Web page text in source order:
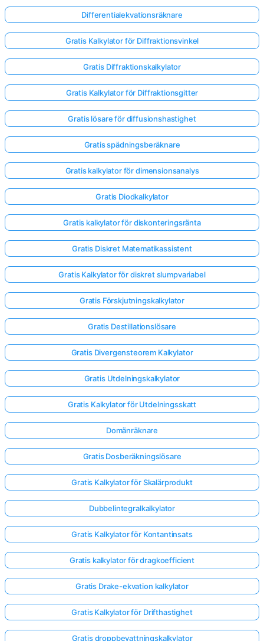
Logga
in
här!
Differentialekvationsräknare
Gratis Kalkylator för Diffraktionsvinkel
Gratis Diffraktionskalkylator
Gratis Kalkylator för Diffraktionsgitter
Gratis lösare för diffusionshastighet
Gratis spädningsberäknare
Gratis kalkylator för dimensionsanalys
Gratis Diodkalkylator
Gratis kalkylator för diskonteringsränta
Gratis Diskret Matematikassistent
Gratis Kalkylator för diskret slumpvariabel
Gratis Förskjutningskalkylator
Gratis Destillationslösare
Gratis Divergensteorem Kalkylator
Gratis Utdelningskalkylator
Gratis Kalkylator för Utdelningsskatt
Domänräknare
Gratis Dosberäkningslösare
Gratis Kalkylator för Skalärprodukt
Dubbelintegralkalkylator
Gratis Kalkylator för Kontantinsats
Gratis kalkylator för dragkoefficient
Gratis Drake-ekvation kalkylator
Gratis Kalkylator för Drifthastighet
Gratis droppbevattningskalkylator